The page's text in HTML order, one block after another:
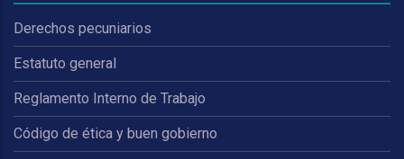
Derechos pecuniarios
Estatuto general
Reglamento Interno de Trabajo
Código de ética y buen gobierno